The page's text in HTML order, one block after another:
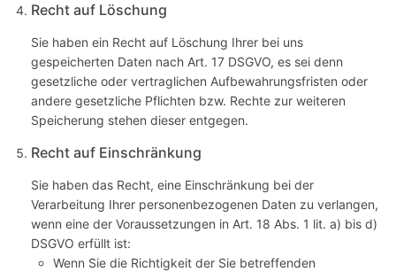
Recht auf Löschung
Sie haben ein Recht auf Löschung Ihrer bei uns
gespeicherten Daten nach Art. 17 DSGVO, es sei denn
gesetzliche oder vertraglichen Aufbewahrungsfristen oder
andere gesetzliche Pflichten bzw. Rechte zur weiteren
Speicherung stehen dieser entgegen.
Recht auf Einschränkung
Sie haben das Recht, eine Einschränkung bei der
Verarbeitung Ihrer personenbezogenen Daten zu verlangen,
wenn eine der Voraussetzungen in Art. 18 Abs. 1 lit. a) bis d)
DSGVO erfüllt ist:
Wenn Sie die Richtigkeit der Sie betreffenden